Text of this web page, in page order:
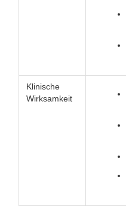
Klinische
Wirksamkeit